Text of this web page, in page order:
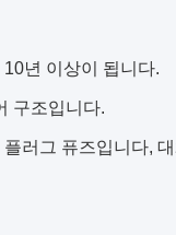
년 이상이 됩니다.
구조입니다.
러그 퓨즈입니다,